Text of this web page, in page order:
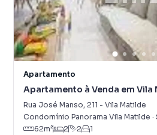
Apartamento
Apartamento à Venda em Vila
Rua José Manso, 211 - Vila Matilde
Condomínio Panorama Vila Matilde ·
62m² 2 2 1